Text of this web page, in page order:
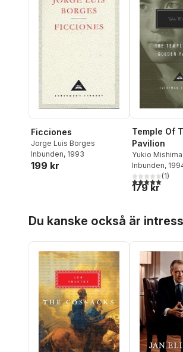
Ficciones
Jorge Luis Borges
Inbunden, 1993
199 kr
Temple Of
Pavilion
Yukio Mishima
Inbunden,
5,0utav 5(1)
179 kr
Du kanske också är